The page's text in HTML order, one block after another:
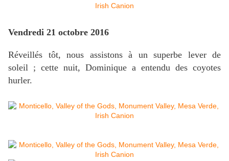
Vendredi 21 octobre 2016
Réveillés tôt, nous assistons à un superbe lever de
soleil ; cette nuit, Dominique a entendu des coyotes
hurler.